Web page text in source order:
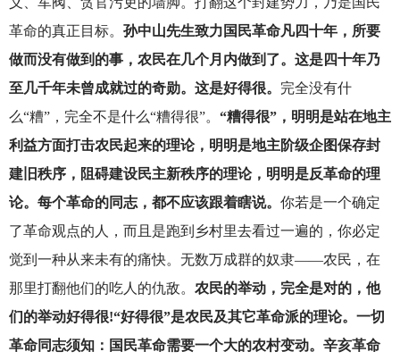
革命的真正目标。 孙中山先生致力国民革命凡四十年，所要
做而没有做到的事，农民在几个月内做到了。这是四十年乃
至几千年未曾成就过的奇勋。这是好得很。 完全没有什
么“糟”，完全不是什么“糟得很”。 “糟得很”，明明是站在地主
利益方面打击农民起来的理论，明明是地主阶级企图保存封
建旧秩序，阻碍建设民主新秩序的理论，明明是反革命的理
论。每个革命的同志，都不应该跟着瞎说。 你若是一个确定
了革命观点的人，而且是跑到乡村里去看过一遍的，你必定
觉到一种从来未有的痛快。无数万成群的奴隶——农民，在
那里打翻他们的吃人的仇敌。 农民的举动，完全是对的，他
们的举动好得很!“好得很”是农民及其它革命派的理论。一切
革命同志须知：国民革命需要一个大的农村变动。辛亥革命